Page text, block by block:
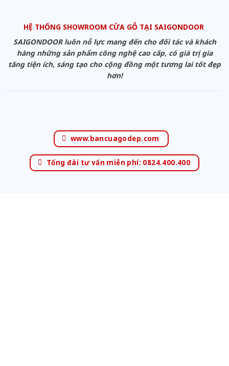
HỆ THỐNG SHOWROOM CỬA GỖ TẠI SAIGONDOOR
SAIGONDOOR luôn nỗ lực mang đến cho đối tác và khách
hàng những sản phẩm công nghệ cao cấp, có giá trị gia
tăng tiện ích, sáng tạo cho cộng đồng một tương lai tốt đẹp
hơn!
www.bancuagodep.com
Tổng đài tư vấn miễn phí: 0824.400.400